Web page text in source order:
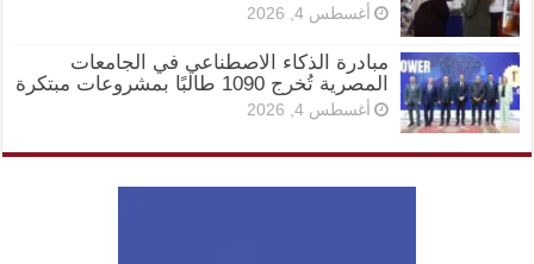
أغسطس 4, 2026
مبادرة الذكاء الاصطناعي في الجامعات
المصرية تُخرج 1090 طالبًا بمشروعات مبتكرة
أغسطس 4, 2026